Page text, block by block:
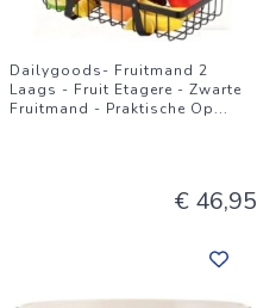
Dailygoods- Fruitmand 2
Laags - Fruit Etagere - Zwarte
Fruitmand - Praktische Op...
€ 46,95